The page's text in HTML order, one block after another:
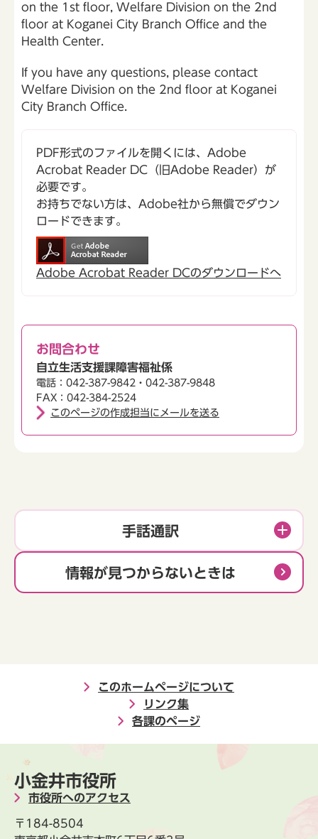
on the 1st floor, Welfare Division on the 2nd
floor at Koganei City Branch Office and the
Health Center.
If you have any questions, please contact
Welfare Division on the 2nd floor at Koganei
City Branch Office.
PDF形式のファイルを開くには、Adobe
Acrobat Reader DC（旧Adobe Reader）が
必要です。
お持ちでない方は、Adobe社から無償でダウン
ロードできます。
Adobe Acrobat Reader DCのダウンロードへ
お問合わせ
自立生活支援課障害福祉係
電話：042-387-9842・042-387-9848
FAX：042-384-2524
このページの作成担当にメールを送る
手話通訳
情報が見つからないときは
このホームページについて
リンク集
各課のページ
小金井市役所
市役所へのアクセス
〒184-8504